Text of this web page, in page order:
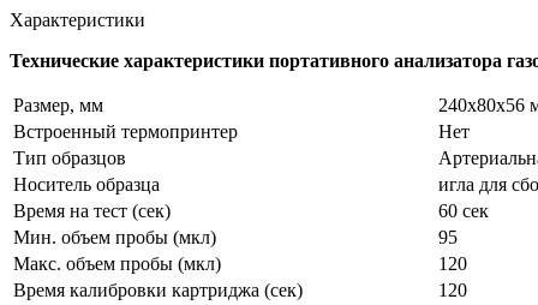
Характеристики
Технические характеристики портативного
Размер, мм
240х80х56
Встроенный термопринтер
Нет
Тип образцов
Носитель образца
игла для
Время на тест (сек)
60 сек
Мин. объем пробы (мкл)
95
Макс. объем пробы (мкл)
120
Время калибровки картриджа (сек)
120